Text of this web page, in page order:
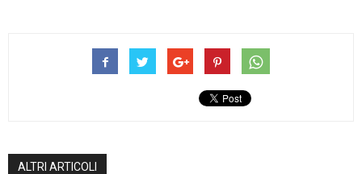
ALTRI ARTICOLI